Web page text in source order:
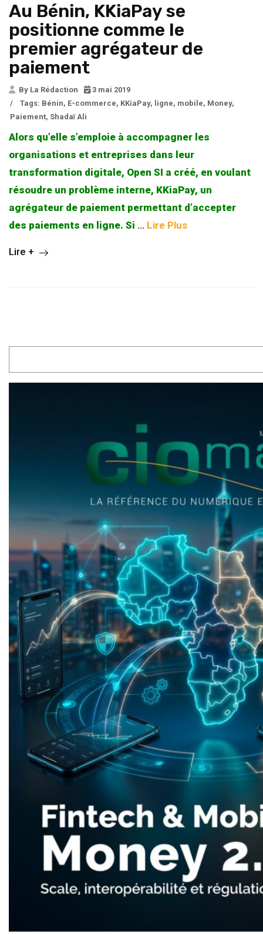
Au Bénin, KKiaPay se
positionne comme le
premier agrégateur de
paiement
By La Rédaction
3 mai 2019
/
Tags: Bénin, E-commerce, KKiaPay, ligne, mobile, Money,
Paiement, Shadaï Ali
Alors qu’elle s’emploie à accompagner les
organisations et entreprises dans leur
transformation digitale, Open SI a créé, en voulant
résoudre un problème interne, KKiaPay, un
agrégateur de paiement permettant d’accepter
des paiements en ligne. Si … Lire Plus
Lire +